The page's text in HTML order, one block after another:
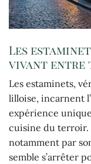
Les
vivant
Les estaminets,
lilloise, incarnent
expérience
cuisine du terroir.
notamment par
semble s’arrêter